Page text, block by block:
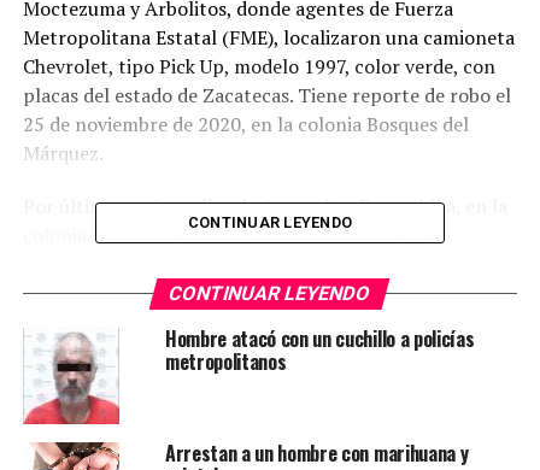
Moctezuma y Arbolitos, donde agentes de Fuerza
Metropolitana Estatal (FME), localizaron una camioneta
Chevrolet, tipo Pick Up, modelo 1997, color verde, con
placas del estado de Zacatecas. Tiene reporte de robo el
25 de noviembre de 2020, en la colonia Bosques del
Márquez.
Por último, en las calles de Amapola y Bugambilia, en la
colonia Las Flores, se aseguró un Chevrolet, tipo
identificación, reportado como robado el 26 de
noviembre de 2020, en la colonia Sauzalito. Fue hallado
sin acumulador ni equipo de sonido
Ambas unidades quedaron a disposición del Ministerio
Público del Fuero Común.
CONTINUAR LEYENDO
CONTINUAR LEYENDO
Hombre atacó con un cuchillo a policías
metropolitanos
Arrestan a un hombre con marihuana y